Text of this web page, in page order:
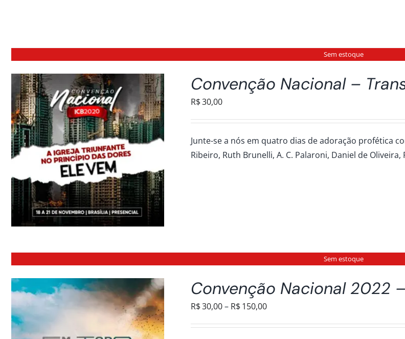
Sem estoque
Convenção Nacional –
R$30,00
Junte-se a nós em quatro dias de adoração profética
Ribeiro, Ruth Brunelli, A. C. Palaroni, Daniel de
Sem estoque
Convenção Nacional 2022 –
R$30,00– R$150,00Faixa